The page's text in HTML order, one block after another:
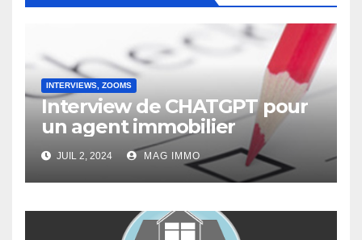
INTERVIEWS, ZOOMS
Interview de CHATGPT pour
un agent immobilier
JUIL 2, 2024 MAG IMMO